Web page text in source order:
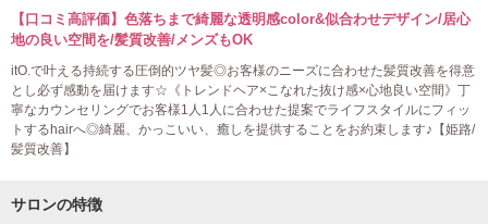
【口コミ高評価】色落ちまで綺麗な透明感color&似合わせデザイン/居心
地の良い空間を/髪質改善/メンズもOK
itO.で叶える持続する圧倒的ツヤ髪◎お客様のニーズに合わせた髪質改善を得意
とし必ず感動を届けます☆《トレンドヘア×こなれた抜け感×心地良い空間》丁
寧なカウンセリングでお客様1人1人に合わせた提案でライフスタイルにフィッ
トするhairへ◎綺麗、かっこいい、癒しを提供することをお約束します♪【姫路/
髪質改善】
サロンの特徴